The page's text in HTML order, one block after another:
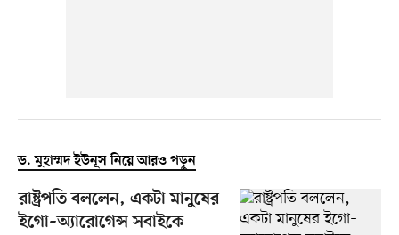
ড. মুহাম্মদ ইউনূস নিয়ে আরও পড়ুন
রাষ্ট্রপতি বললেন, একটা মানুষের
ইগো–অ্যারোগেন্স সবাইকে